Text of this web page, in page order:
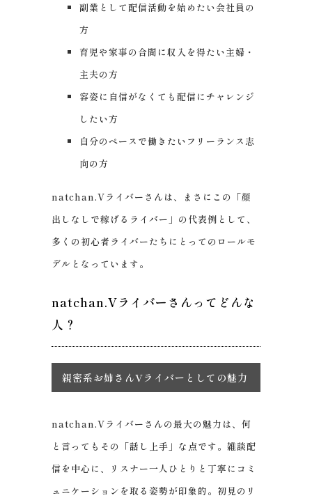
副業として配信活動を始めたい会社員の
方
育児や家事の合間に収入を得たい主婦・
主夫の方
容姿に自信がなくても配信にチャレンジ
したい方
自分のペースで働きたいフリーランス志
向の方
natchan.Vライバーさんは、まさにこの「顔
出しなしで稼げるライバー」の代表例として、
多くの初心者ライバーたちにとってのロールモ
デルとなっています。
natchan.Vライバーさんってどんな
人？
親密系お姉さんVライバーとしての魅力
natchan.Vライバーさんの最大の魅力は、何
と言ってもその「話し上手」な点です。雑談配
信を中心に、リスナー一人ひとりと丁寧にコミ
ュニケーションを取る姿勢が印象的。初見のリ